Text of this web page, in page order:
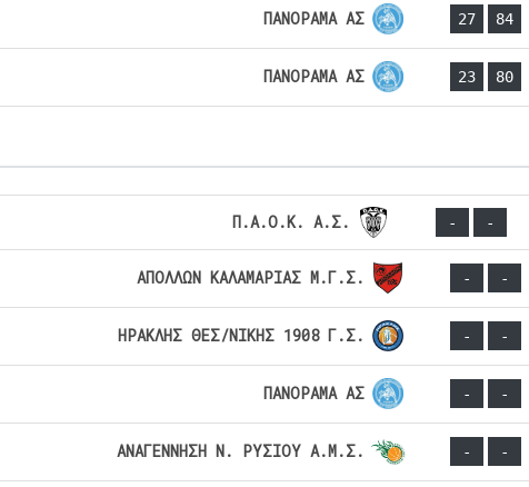
ΠΑΝΟΡΑΜΑ ΑΣ 27 84
ΠΑΝΟΡΑΜΑ ΑΣ 23 80
Π.Α.Ο.Κ. Α.Σ. - -
ΑΠΟΛΛΩΝ ΚΑΛΑΜΑΡΙΑΣ Μ.Γ.Σ. - -
ΗΡΑΚΛΗΣ ΘΕΣ/ΝΙΚΗΣ 1908 Γ.Σ. - -
ΠΑΝΟΡΑΜΑ ΑΣ - -
ΑΝΑΓΕΝΝΗΣΗ Ν. ΡΥΣΙΟΥ Α.Μ.Σ. - -